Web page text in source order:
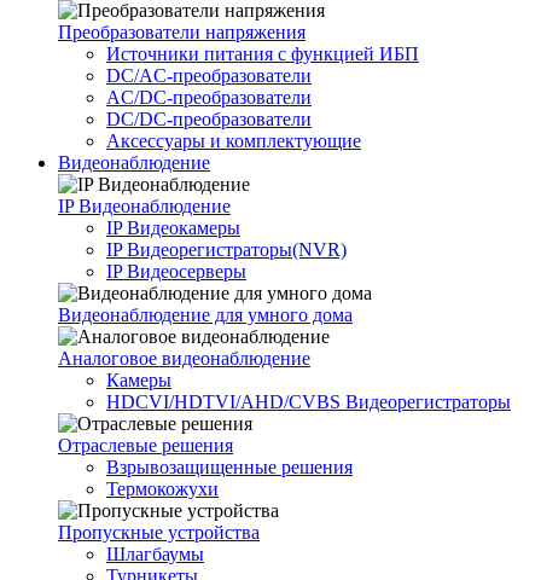
Преобразователи напряжения
Источники питания c функцией ИБП
DC/AC-преобразователи
AC/DC-преобразователи
DC/DC-преобразователи
Аксессуары и комплектующие
Видеонаблюдение
IP Видеонаблюдение
IP Видеокамеры
IP Видеорегистраторы(NVR)
IP Видеосерверы
Видеонаблюдение для умного дома
Аналоговое видеонаблюдение
Камеры
HDCVI/HDTVI/AHD/CVBS Видеорегистраторы
Отраслевые решения
Взрывозащищенные решения
Термокожухи
Пропускные устройства
Шлагбаумы
Турникеты